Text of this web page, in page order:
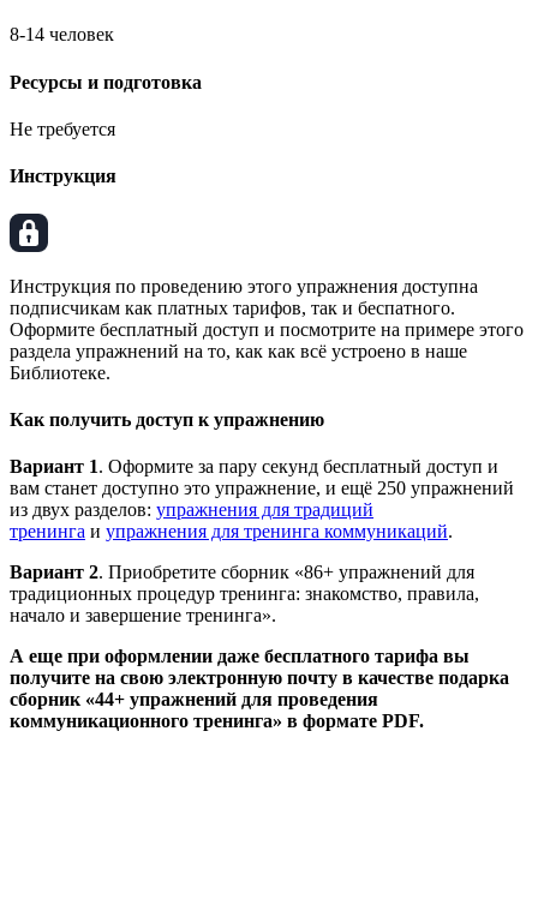
8-14 человек
Ресурсы и подготовка
Не требуется
Инструкция
Инструкция по проведению этого упражнения доступна
подписчикам как платных тарифов, так и беспатного.
Оформите бесплатный доступ и посмотрите на примере этого
раздела упражнений на то, как как всё устроено в наше
Библиотеке.
Как получить доступ к упражнению
Вариант 1. Оформите за пару секунд бесплатный доступ и
вам станет доступно это упражнение, и ещё 250 упражнений
из двух разделов: упражнения для традиций
тренинга и упражнения для тренинга коммуникаций.
Вариант 2. Приобретите сборник «86+ упражнений для
традиционных процедур тренинга: знакомство, правила,
начало и завершение тренинга».
А еще при оформлении даже бесплатного тарифа вы
получите на свою электронную почту в качестве подарка
сборник «44+ упражнений для проведения
коммуникационного тренинга» в формате PDF.